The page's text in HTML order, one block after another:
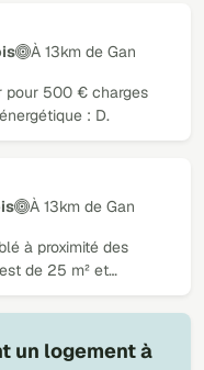
À 13km de Gan
pour 500 € charges
: D.
À 13km de Gan
à proximité des
de 25 m² et…
un logement à